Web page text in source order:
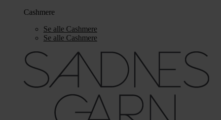
Cashmere
Se alle Cashmere
Se alle Cashmere